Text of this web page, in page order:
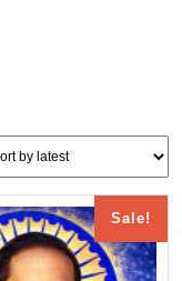
Sale!